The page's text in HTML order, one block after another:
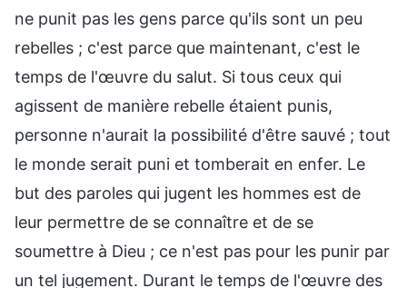
ne punit pas les gens parce qu'ils sont un peu
rebelles ; c'est parce que maintenant, c'est le
temps de l'œuvre du salut. Si tous ceux qui
agissent de manière rebelle étaient punis,
personne n'aurait la possibilité d'être sauvé ; tout
le monde serait puni et tomberait en enfer. Le
but des paroles qui jugent les hommes est de
leur permettre de se connaître et de se
soumettre à Dieu ; ce n'est pas pour les punir par
un tel jugement. Durant le temps de l'œuvre des